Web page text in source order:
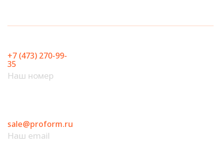
+7 (473) 270-99-
35
Наш номер
sale@proform.ru
Наш email